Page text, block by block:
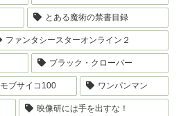
とある魔術の禁書目録
ファンタシースターオンライン２
ブラック・クローバー
モブサイコ100 ワンパンマン
映像研には手を出すな！